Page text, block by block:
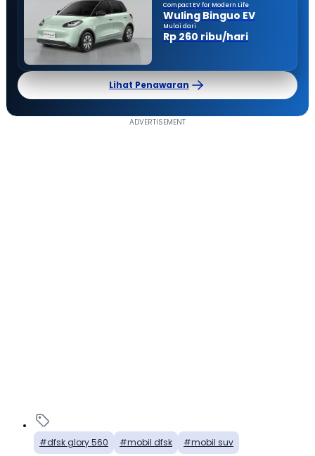
Compact EV for Modern Life
Wuling Binguo EV
Mulai dari
Rp 260 ribu/hari
Lihat Penawaran
dfsk glory 560 mobil dfsk mobil suv